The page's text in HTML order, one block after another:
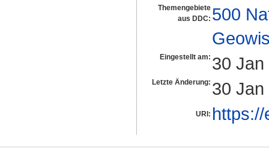
Themengebiete
aus DDC: 500
Eingestellt am: 30
Letzte Änderung: 30
URI: